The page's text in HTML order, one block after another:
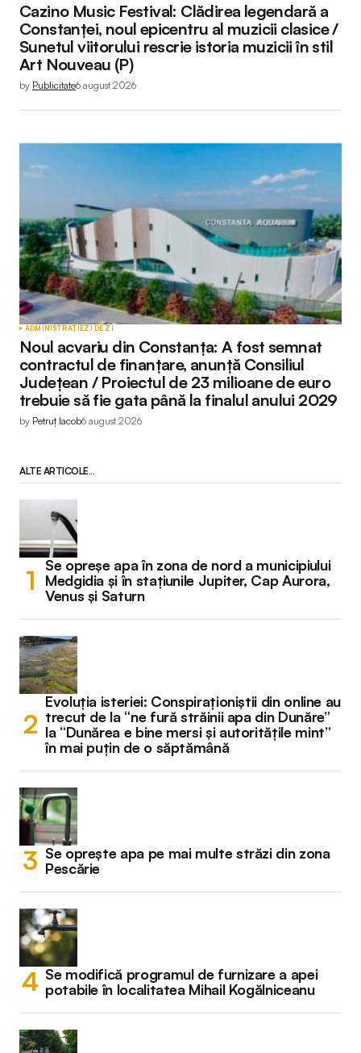
Cazino Music Festival: Clădirea legendară a
Constanței, noul epicentru al muzicii clasice /
Sunetul viitorului rescrie istoria muzicii în stil
Art Nouveau (P)
by Publicitate6 august 2026
ADMINISTRAȚIEZI DE ZI
Noul acvariu din Constanța: A fost semnat
contractul de finanțare, anunță Consiliul
Județean / Proiectul de 23 milioane de euro
trebuie să fie gata până la finalul anului 2029
by Petruț Iacob6 august 2026
ALTE ARTICOLE...
Se opreșe apa în zona de nord a municipiului
Medgidia și în stațiunile Jupiter, Cap Aurora,
Venus și Saturn
Evoluția isteriei: Conspiraționiștii din online au
trecut de la “ne fură străinii apa din Dunăre”
la “Dunărea e bine mersi și autoritățile mint”
în mai puțin de o săptămână
Se oprește apa pe mai multe străzi din zona
Pescărie
Se modifică programul de furnizare a apei
potabile în localitatea Mihail Kogălniceanu